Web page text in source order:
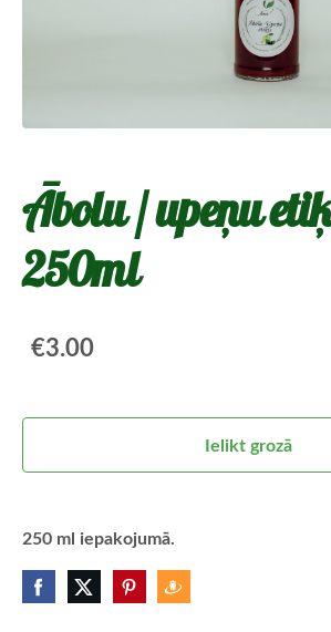
Ābolu / upeņu
250ml
€3.00
Ielikt grozā
250 ml iepakojumā.